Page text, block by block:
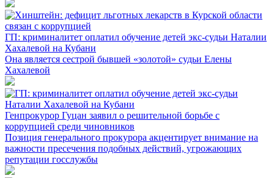
ГП: криминалитет оплатил обучение детей экс-судьи Наталии
Хахалевой на Кубани
Она является сестрой бывшей «золотой» судьи Елены
Хахалевой
Генпрокурор Гуцан заявил о решительной борьбе с
коррупцией среди чиновников
Позиция генерального прокурора акцентирует внимание на
важности пресечения подобных действий, угрожающих
репутации госслужбы